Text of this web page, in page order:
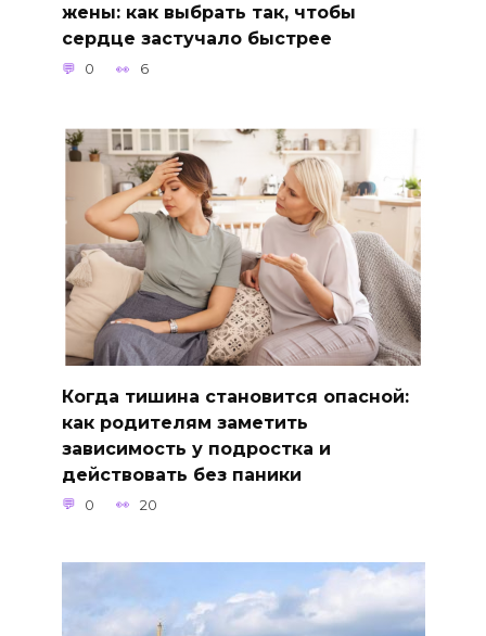
жены: как выбрать так, чтобы
сердце застучало быстрее
0 6
Когда тишина становится опасной:
как родителям заметить
зависимость у подростка и
действовать без паники
0 20